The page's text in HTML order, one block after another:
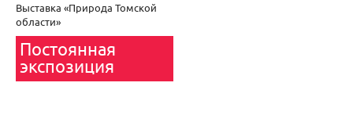
Выставка «Природа Томской
области»
Постоянная
экспозиция